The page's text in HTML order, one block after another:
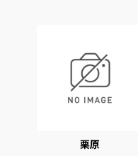
栗原